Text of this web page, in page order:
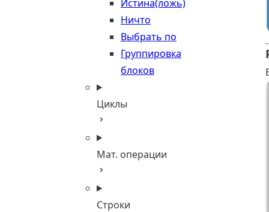
Истина(ложь)
Ничто
Выбрать по
Группировка
блоков
Циклы
Мат. операции
Строки